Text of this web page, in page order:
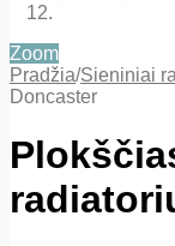
Zoom
Pradžia/Sieniniai
Doncaster